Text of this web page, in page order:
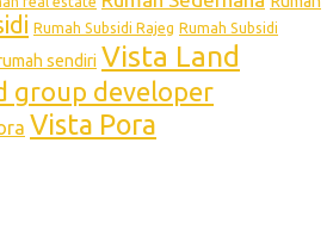
Rumah Subsidi Rajeg Rumah Subsidi
sendiri Vista Land
group developer
Vista Pora